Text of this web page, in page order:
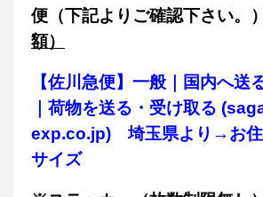
便（下記よりご確認下さい。
額）
【佐川急便】一般｜国内へ送
｜荷物を送る・受け取る
exp.co.jp) 埼玉県より→お住
サイズ